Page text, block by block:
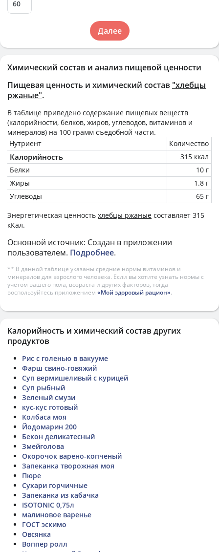
Химический состав и анализ пищевой ценности
Пищевая ценность и химический состав "хлебцы
ржаные".
В таблице приведено содержание пищевых веществ
(калорийности, белков, жиров, углеводов, витаминов и
минералов) на 100 грамм съедобной части.
Нутриент
Количество
Калорийность
315 ккал
Белки
10 г
Жиры
1.8 г
Углеводы
65 г
Энергетическая ценность хлебцы ржаные составляет 315
кКал.
Основной источник: Создан в приложении
пользователем. Подробнее.
** В данной таблице указаны средние нормы витаминов и
минералов для взрослого человека. Если вы хотите узнать нормы с
учетом вашего пола, возраста и других факторов, тогда
воспользуйтесь приложением «Мой здоровый рацион».
Далее
Калорийность и химический состав других
продуктов
Рис с голенью в вакууме
Фарш свино-говяжий
Суп вермишеливый с курицей
Суп рыбный
Зеленый смузи
кус-кус готовый
Колбаса моя
Йодомарин 200
Бекон деликатесный
Змейголова
Окорочок варено-копченый
Запеканка творожная моя
Пюре
Сухари горчичные
Запеканка из кабачка
ISOTONIC 0,75л
малиновое варенье
ГОСТ эскимо
Овсянка
Воппер ролл